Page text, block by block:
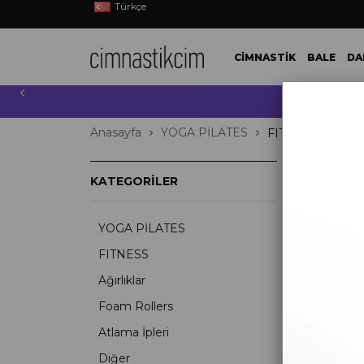
Türkçe
CİMNASTİK BALE
Anasayfa YOGA PİLATES FITNESS
KATEGORILER
YOGA PİLATES
FITNESS
Ağırlıklar
Foam Rollers
Atlama İpleri
Diğer